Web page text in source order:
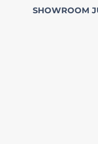
SHOWROOM